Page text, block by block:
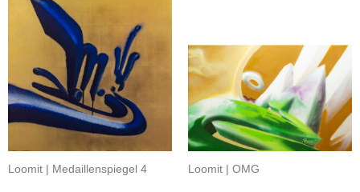
Loomit | Medaillenspiegel 4 Loomit | OMG